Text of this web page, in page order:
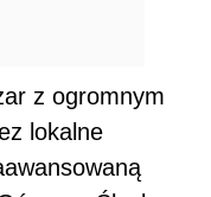
z ogromnym
lokalne